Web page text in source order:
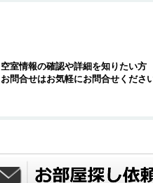
空室情報の確認や詳細を知りたい方
お問合せはお気軽にお問合せくださ